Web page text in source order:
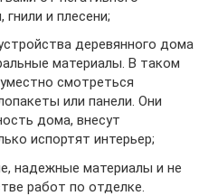
гнили и плесени;
деревянного дома
материалы. В таком
смотреться
или панели. Они
дома, внесут
испортят интерьер;
надежные материалы и не
работ по отделке.